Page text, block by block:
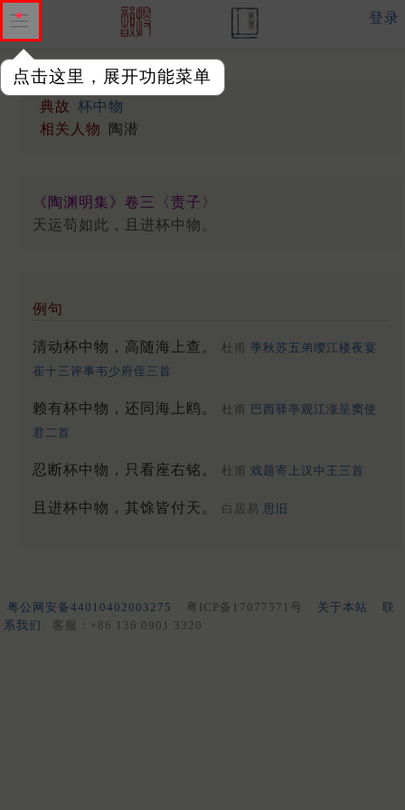
点击这里，展开功能菜单
登录
典故 杯中物
相关人物
陶潜
《陶渊明集》卷三〈责子〉
天运苟如此，且进杯中物。
例句
清动杯中物，高随海上查。 杜甫 季秋苏五弟缨江楼夜宴
崔十三评事韦少府侄三首
赖有杯中物，还同海上鸥。 杜甫 巴西驿亭观江涨呈窦使
君二首
忍断杯中物，只看座右铭。 杜甫 戏题寄上汉中王三首
且进杯中物，其馀皆付天。 白居易 思旧
粤公网安备44010402003275 粤ICP备17077571号 关于本站
联
系我们
客服：+86 136 0901 3320